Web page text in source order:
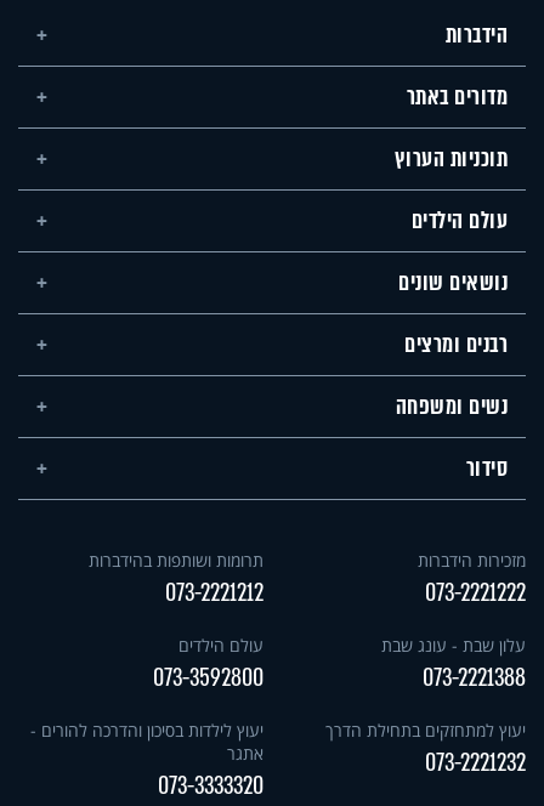
הידברות
מדורים באתר
תוכניות הערוץ
עולם הילדים
נושאים שונים
רבנים ומרצים
נשים ומשפחה
סידור
מזכירות הידברות
073-2221222
תרומות ושותפות בהידברות
073-2221212
עלון שבת - עונג שבת
073-2221388
עולם הילדים
073-3592800
יעוץ למתחזקים בתחילת הדרך
073-2221232
יעוץ לילדות בסיכון והדרכה להורים -
אתגר
073-3333320